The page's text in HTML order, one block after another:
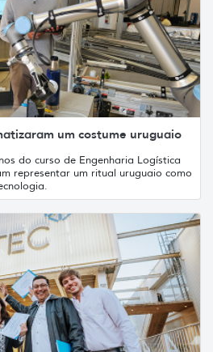
um costume uruguaio
do curso de Engenharia Logística
representar um ritual uruguaio como